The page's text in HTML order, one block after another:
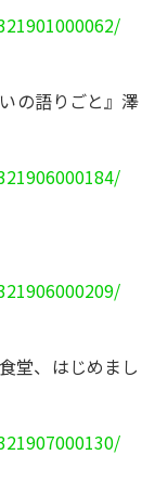
の語りごと』澤
堂、はじめまし